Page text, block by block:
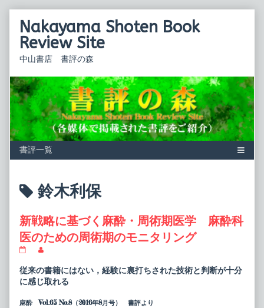
contentNakayama Shoten Book
Review Site
中山書店 書評の森
Posts
tagged
鈴木利保
新戦略に基づく麻酔・周術期医学 麻酔科
医のための周術期のモニタリング
略
に
基
く
posts
by
the
of
従来の書籍にはない，経験に裏打ちされた技術と判断が十分
に感じ取れる
麻酔 Vol.65 No.8（2016年8月号） 書評より